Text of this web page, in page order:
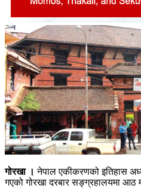
गोरखा ।नेपाल एकीकरणको इतिहास
गएको गोरखा दरबार सङ्ग्रहालयमा आठ